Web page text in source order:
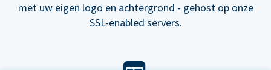
met uw eigen logo en achtergrond - gehost op onze
SSL-enabled servers.